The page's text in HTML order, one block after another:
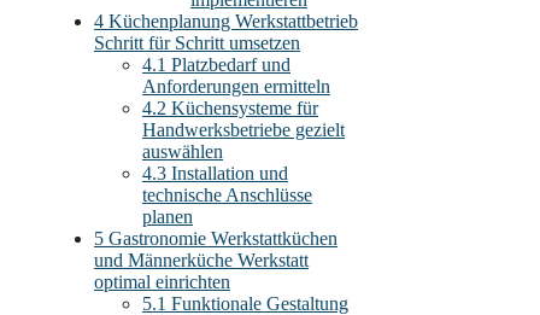
4 Küchenplanung Werkstattbetrieb
Schritt für Schritt umsetzen
4.1 Platzbedarf und
Anforderungen ermitteln
4.2 Küchensysteme für
Handwerksbetriebe gezielt
auswählen
4.3 Installation und
technische Anschlüsse
planen
5 Gastronomie Werkstattküchen
und Männerküche Werkstatt
optimal einrichten
5.1 Funktionale Gestaltung